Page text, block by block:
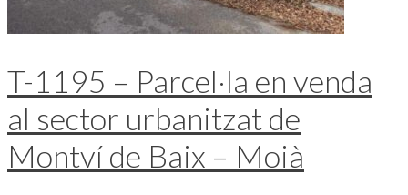
T-1195 – Parcel·la en venda
al sector urbanitzat de
Montví de Baix – Moià